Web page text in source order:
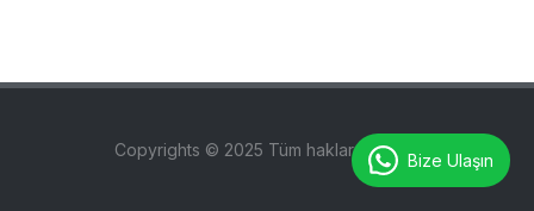
Copyrights © 2025 Tüm hakları saklıdır.Bize Ulaşın